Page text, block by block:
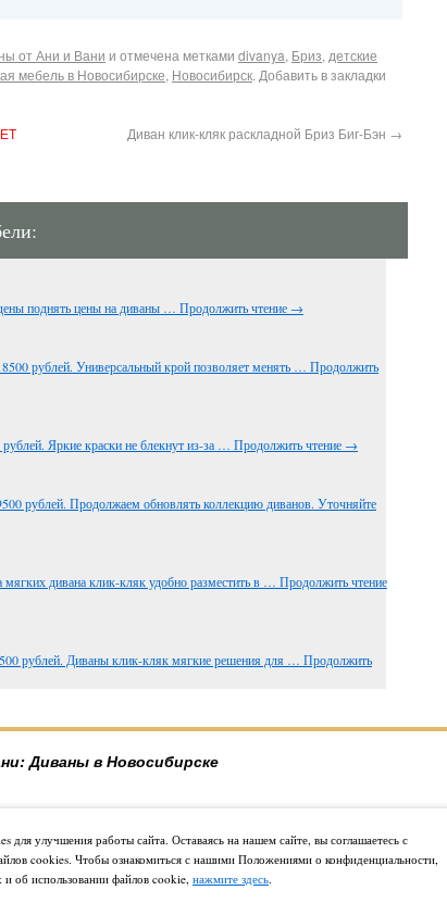
от Ани и Вани и отмечена метками divanya, Бриз, детские
мебель в Новосибирске, Новосибирск. Добавить в закладки
Диван клик-кляк раскладной Бриз Биг-Бэн →
поднять цены на диваны … Продолжить чтение →
рублей. Универсальный крой позволяет менять … Продолжить
Яркие краски не блекнут из-за … Продолжить чтение →
рублей. Продолжаем обновлять коллекцию диванов. Уточняйте
дивана клик-кляк удобно разместить в … Продолжить чтение
рублей. Диваны клик-кляк мягкие решения для … Продолжить
для улучшения работы сайта. Оставаясь на нашем сайте, вы соглашаетесь с
cookies. Чтобы ознакомиться с нашими Положениями о конфиденциальности,
об использовании файлов cookie, нажмите здесь.
Диваны в Новосибирске